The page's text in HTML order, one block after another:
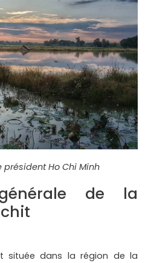
Ho Chi Minh
de la
située dans la région de la